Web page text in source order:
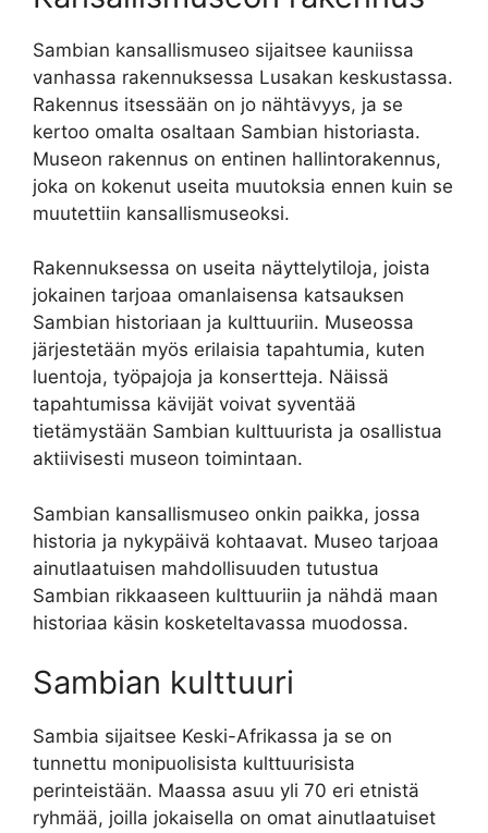
Sambian kansallismuseo sijaitsee kauniissa
vanhassa rakennuksessa Lusakan keskustassa.
Rakennus itsessään on jo nähtävyys, ja se
kertoo omalta osaltaan Sambian historiasta.
Museon rakennus on entinen hallintorakennus,
joka on kokenut useita muutoksia ennen kuin se
muutettiin kansallismuseoksi.
Rakennuksessa on useita näyttelytiloja, joista
jokainen tarjoaa omanlaisensa katsauksen
Sambian historiaan ja kulttuuriin. Museossa
järjestetään myös erilaisia tapahtumia, kuten
luentoja, työpajoja ja konsertteja. Näissä
tapahtumissa kävijät voivat syventää
tietämystään Sambian kulttuurista ja osallistua
aktiivisesti museon toimintaan.
Sambian kansallismuseo onkin paikka, jossa
historia ja nykypäivä kohtaavat. Museo tarjoaa
ainutlaatuisen mahdollisuuden tutustua
Sambian rikkaaseen kulttuuriin ja nähdä maan
historiaa käsin kosketeltavassa muodossa.
Sambian kulttuuri
Sambia sijaitsee Keski-Afrikassa ja se on
tunnettu monipuolisista kulttuurisista
perinteistään. Maassa asuu yli 70 eri etnistä
ryhmää, joilla jokaisella on omat ainutlaatuiset